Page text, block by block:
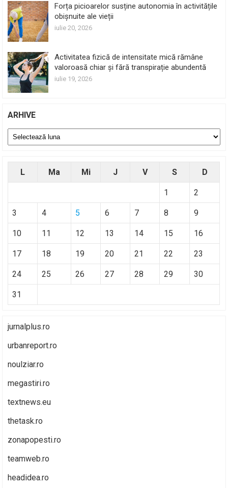
Forța picioarelor susține autonomia în activitățile
obișnuite ale vieții
iulie 20, 2026
Activitatea fizică de intensitate mică rămâne
valoroasă chiar și fără transpirație abundentă
iulie 19, 2026
ARHIVE
Arhive
L Ma Mi J V S D
1 2
3 4 5 6 7 8 9
10 11 12 13 14 15 16
17 18 19 20 21 22 23
24 25 26 27 28 29 30
31
jurnalplus.ro
urbanreport.ro
noulziar.ro
megastiri.ro
textnews.eu
thetask.ro
zonapopesti.ro
teamweb.ro
headidea.ro